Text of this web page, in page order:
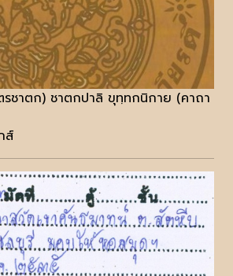
รชาตก) ชาตกปาลิ ขุทฺทกนิกาย (คาถา
ส์